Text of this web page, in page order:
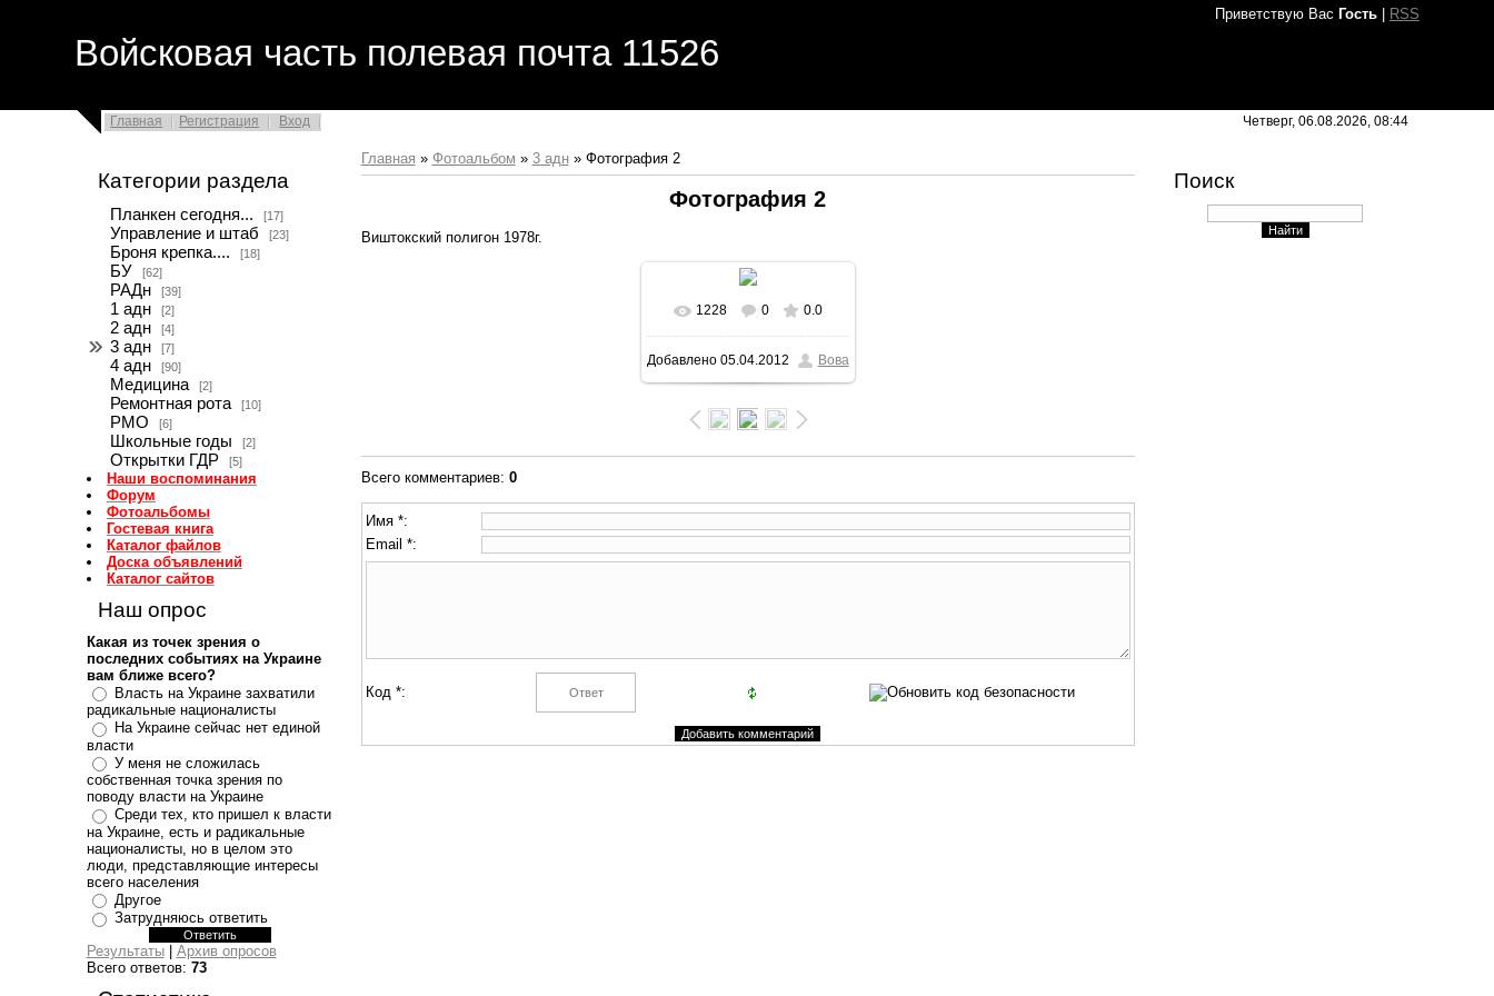
Приветствую Вас Гость| RSS
Войсковая часть полевая почта 11526
Главная Регистрация Вход Четверг, 06.08.2026, 08:44
Категории раздела
Планкен сегодня... [17]
Управление и штаб [23]
Броня крепка.... [18]
БУ [62]
РАДн [39]
1 адн [2]
2 адн [4]
3 адн [7]
4 адн [90]
Медицина [2]
Ремонтная рота [10]
РМО [6]
Школьные годы [2]
Открытки ГДР [5]
Наши воспоминания
Форум
Фотоальбомы
Гостевая книга
Каталог файлов
Доска объявлений
Каталог сайтов
Наш опрос
Какая из точек зрения о
последних событиях на Украине
вам ближе всего?
Власть на Украине захватили
радикальные националисты
На Украине сейчас нет единой
власти
У меня не сложилась
собственная точка зрения по
поводу власти на Украине
Среди тех, кто пришел к власти
на Украине, есть и радикальные
националисты, но в целом это
люди, представляющие интересы
всего населения
Другое
Затрудняюсь ответить
Результаты| Архив опросов
Всего ответов: 73
Главная » Фотоальбом » 3 адн» Фотография 2
Фотография 2
Виштокский полигон 1978г.
В реальном размере
1600x1066/ 128.4Kb
1228 0 0.0
Добавлено05.04.2012 Вова
Всего комментариев: 0
Имя *:
Email *:
Код *:
Поиск